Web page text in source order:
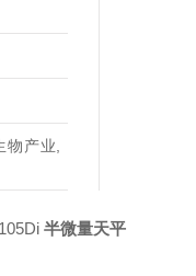
产业,
半微量天平